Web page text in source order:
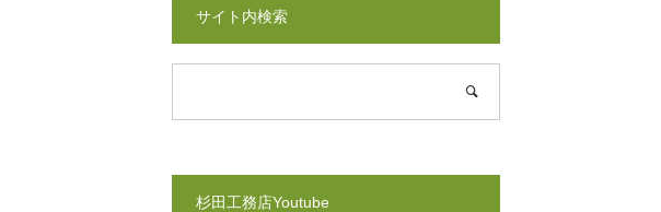
サイト内検索
杉田工務店Youtube